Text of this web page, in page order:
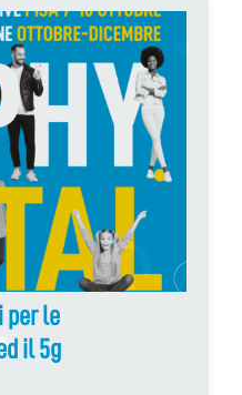
per le
il 5g